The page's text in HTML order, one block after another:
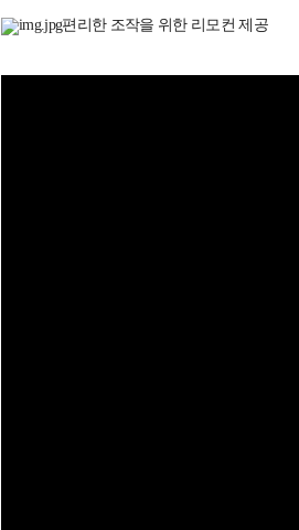
편리한 조작을 위한 리모컨 제공